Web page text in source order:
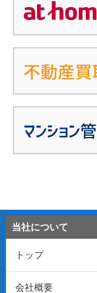
当社について
トップ
会社概要